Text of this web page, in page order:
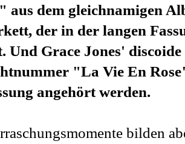
aus dem gleichnamigen
der in der langen
Und Grace Jones'
"La Vie En
angehört werden.
bilden